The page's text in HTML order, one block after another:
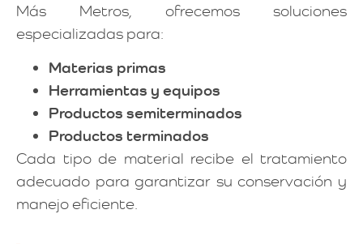
Más Metros, ofrecemos soluciones
especializadas para:
Materias primas
Herramientas y equipos
Productos semiterminados
Productos terminados
Cada tipo de material recibe el tratamiento
adecuado para garantizar su conservación y
manejo eficiente.